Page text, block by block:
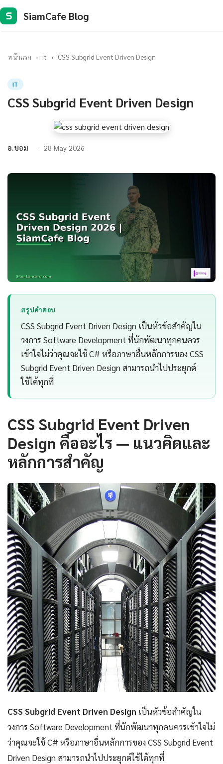
S SiamCafe Blog
หน้าแรก › it › CSS Subgrid Event Driven Design
IT
CSS Subgrid Event Driven Design
อ.บอม 28 May 2026
สรุปคำตอบ
CSS Subgrid Event Driven Design เป็นหัวข้อสำคัญใน
วงการ Software Development ที่นักพัฒนาทุกคนควร
เข้าใจไม่ว่าคุณจะใช้ C# หรือภาษาอื่นหลักการของ CSS
Subgrid Event Driven Design สามารถนำไปประยุกต์
ใช้ได้ทุกที่
CSS Subgrid Event Driven
Design คืออะไร — แนวคิดและ
หลักการสำคัญ
CSS Subgrid Event Driven Design เป็นหัวข้อสำคัญใน
วงการ Software Development ที่นักพัฒนาทุกคนควรเข้าใจไม่
ว่าคุณจะใช้ C# หรือภาษาอื่นหลักการของ CSS Subgrid Event
Driven Design สามารถนำไปประยุกต์ใช้ได้ทุกที่